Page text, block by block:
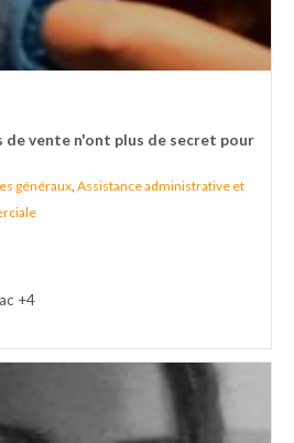
de vente n'ont plus de secret pour
généraux, Assistance administrative et
+4